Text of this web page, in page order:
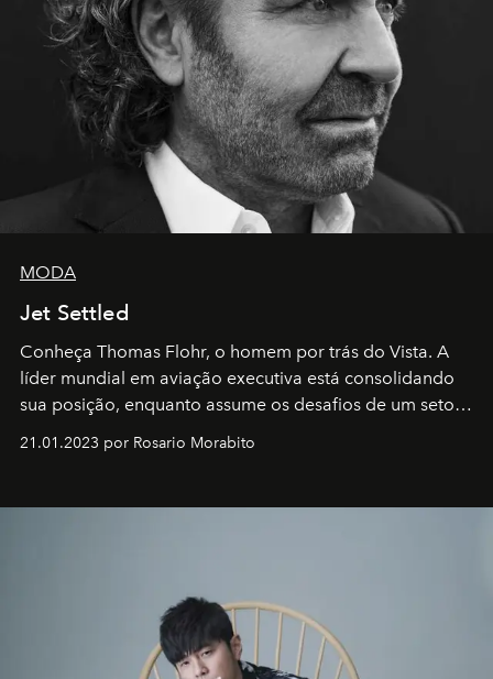
MODA
Jet Settled
Conheça Thomas Flohr, o homem por trás do Vista. A
líder mundial em aviação executiva está consolidando
sua posição, enquanto assume os desafios de um setor
em rápida evolução e redefinindo o conceito de luxo
21.01.2023 por Rosario Morabito